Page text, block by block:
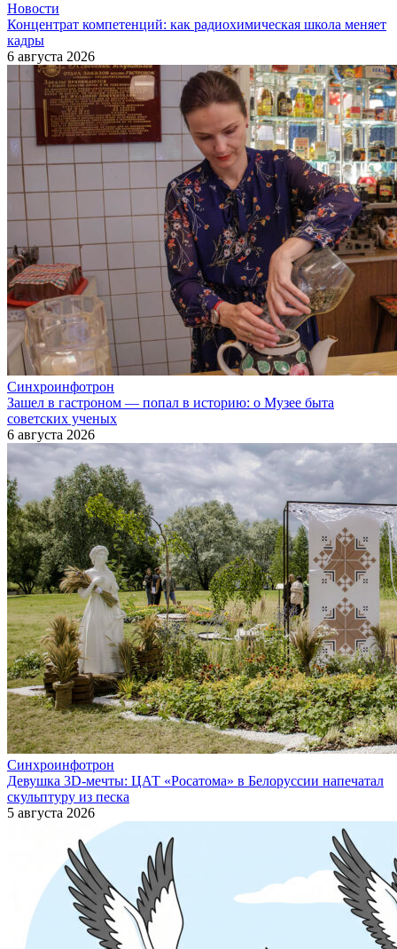
Новости
Концентрат компетенций: как радиохимическая школа меняет
кадры
6 августа 2026
Синхроинфотрон
Зашел в гастроном — попал в историю: о Музее быта
советских ученых
6 августа 2026
Синхроинфотрон
Девушка 3D-мечты: ЦАТ «Росатома» в Белоруссии напечатал
скульптуру из песка
5 августа 2026